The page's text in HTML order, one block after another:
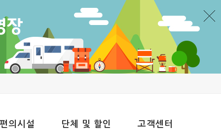
의시설 단체 및 할인 고객센터